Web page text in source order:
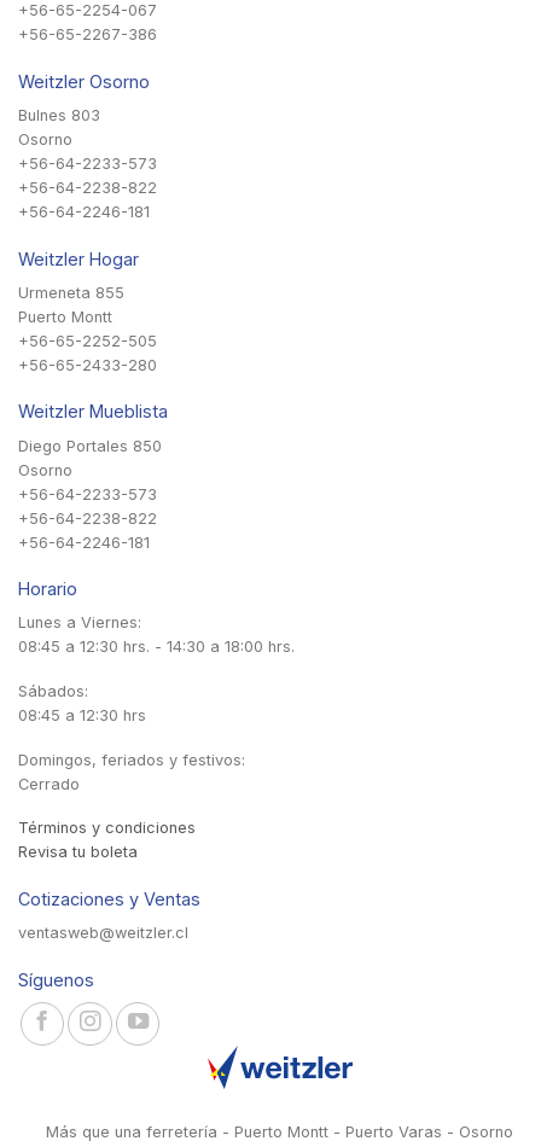
+56-65-2254-067
+56-65-2267-386
Weitzler Osorno
Bulnes 803
Osorno
+56-64-2233-573
+56-64-2238-822
+56-64-2246-181
Weitzler Hogar
Urmeneta 855
Puerto Montt
+56-65-2252-505
+56-65-2433-280
Weitzler Mueblista
Diego Portales 850
Osorno
+56-64-2233-573
+56-64-2238-822
+56-64-2246-181
Horario
Lunes a Viernes:
08:45 a 12:30 hrs. - 14:30 a 18:00 hrs.
Sábados:
08:45 a 12:30 hrs
Domingos, feriados y festivos:
Cerrado
Términos y condiciones
Revisa tu boleta
Cotizaciones y Ventas
ventasweb@weitzler.cl
Síguenos
Más que una ferretería - Puerto Montt - Puerto Varas - Osorno